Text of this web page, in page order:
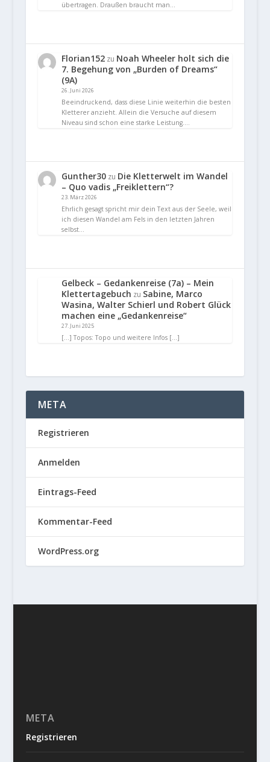
übertragen. Draußen braucht man…
Florian152zu Noah Wheeler holt sich die
7. Begehung von „Burden of Dreams“
(9A)
26. Juni 2026
Beeindruckend, dass diese Linie weiterhin die besten
Kletterer anzieht. Allein die Versuche auf diesem
Niveau sind schon eine starke Leistung.…
Gunther30zu Die Kletterwelt im Wandel
– Quo vadis „Freiklettern“?
23. März 2026
Ehrlich gesagt spricht mir dein Text aus der Seele, weil
ich diesen Wandel am Fels in den letzten Jahren
selbst…
Gelbeck – Gedankenreise (7a) – Mein
Klettertagebuch zu Sabine, Marco
Wasina, Walter Schierl und Robert Glück
machen eine „Gedankenreise“
27. Juni 2025
[…] Topos: Topo und weitere Infos […]
META
Registrieren
Anmelden
Eintrags-Feed
Kommentar-Feed
WordPress.org
META
Registrieren